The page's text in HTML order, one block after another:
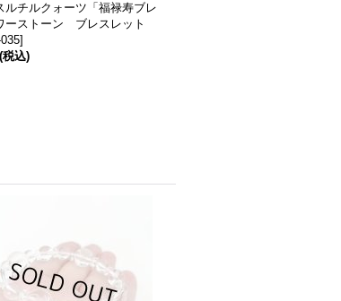
ルチルクォーツ「福禄寿ブレ
ーストーン ブレスレット
]
(税込)